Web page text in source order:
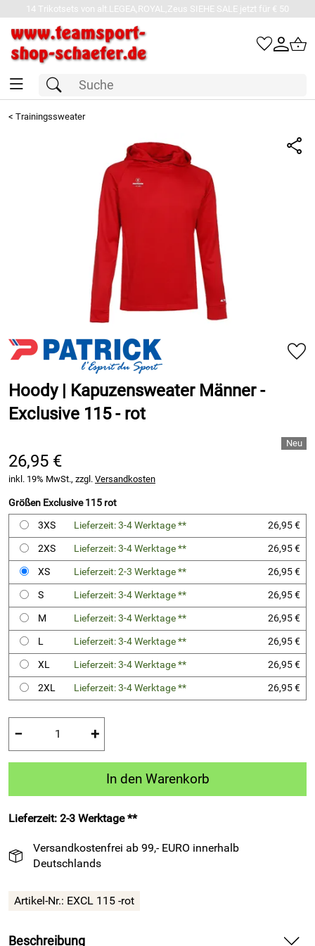
14 Trikotsets von alt.LEGEA,ROYAL,Zeus SIEHE SALE jetzt für € 50
< Trainingssweater
Hoody | Kapuzensweater Männer -
Exclusive 115 - rot
26,95 €
inkl. 19% MwSt., zzgl. Versandkosten
Größen Exclusive 115 rot
3XS
Lieferzeit: 3-4 Werktage **
26,95 €
2XS
Lieferzeit: 3-4 Werktage **
26,95 €
XS
Lieferzeit: 2-3 Werktage **
26,95 €
S
Lieferzeit: 3-4 Werktage **
26,95 €
M
Lieferzeit: 3-4 Werktage **
26,95 €
L
Lieferzeit: 3-4 Werktage **
26,95 €
XL
Lieferzeit: 3-4 Werktage **
26,95 €
2XL
Lieferzeit: 3-4 Werktage ** 26,95 €
− +
In den Warenkorb
Lieferzeit: 2-3 Werktage **
Versandkostenfrei ab 99,- EURO innerhalb
Deutschlands
Artikel-Nr.: EXCL 115 -rot
Beschreibung